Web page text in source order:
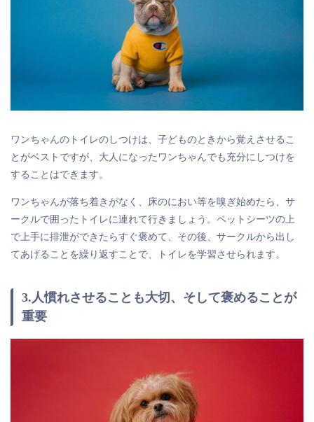
ワンちゃんのトイレのしつけは、子どものときから覚えさせるこ
とがベストですが、大人になったワンちゃんでも充分にしつけを
することはできます。
ワンちゃんが落ち着きがなく、床のにおい等を嗅ぎ始めたら、サ
ークルで囲ったトイレに連れて行きましょう。ペットシーツの上
で上手に排泄ができたらすぐ褒めて、その後、サークルから出し
てあげることを繰り返すことで、トイレを学習させられます。
3.人慣れさせることも大切、そして褒めることが
重要